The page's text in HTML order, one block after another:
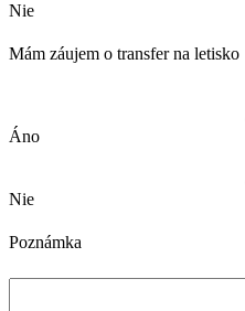
Nie
Mám záujem o transfer na letisko
Áno
Nie
Poznámka